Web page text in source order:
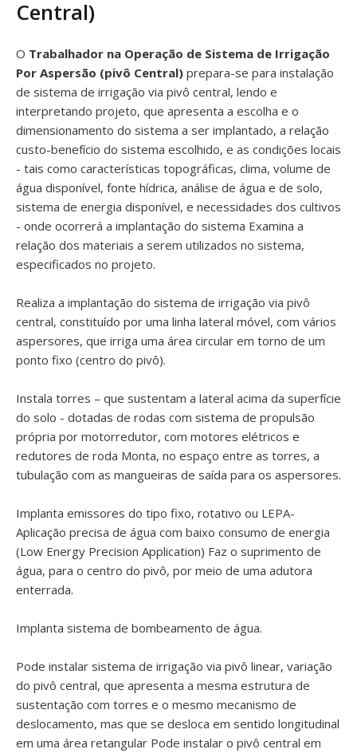
Central)
O Trabalhador na Operação de Sistema de Irrigação
Por Aspersão (pivô Central) prepara-se para instalação
de sistema de irrigação via pivô central, lendo e
interpretando projeto, que apresenta a escolha e o
dimensionamento do sistema a ser implantado, a relação
custo-benefício do sistema escolhido, e as condições locais
- tais como características topográficas, clima, volume de
água disponível, fonte hídrica, análise de água e de solo,
sistema de energia disponível, e necessidades dos cultivos
- onde ocorrerá a implantação do sistema Examina a
relação dos materiais a serem utilizados no sistema,
especificados no projeto.
Realiza a implantação do sistema de irrigação via pivô
central, constituído por uma linha lateral móvel, com vários
aspersores, que irriga uma área circular em torno de um
ponto fixo (centro do pivô).
Instala torres – que sustentam a lateral acima da superfície
do solo - dotadas de rodas com sistema de propulsão
própria por motorredutor, com motores elétricos e
redutores de roda Monta, no espaço entre as torres, a
tubulação com as mangueiras de saída para os aspersores.
Implanta emissores do tipo fixo, rotativo ou LEPA-
Aplicação precisa de água com baixo consumo de energia
(Low Energy Precision Application) Faz o suprimento de
água, para o centro do pivô, por meio de uma adutora
enterrada.
Implanta sistema de bombeamento de água.
Pode instalar sistema de irrigação via pivô linear, variação
do pivô central, que apresenta a mesma estrutura de
sustentação com torres e o mesmo mecanismo de
deslocamento, mas que se desloca em sentido longitudinal
em uma área retangular Pode instalar o pivô central em